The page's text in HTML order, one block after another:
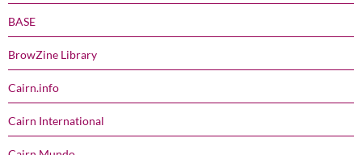
BASE
BrowZine Library
Cairn.info
Cairn International